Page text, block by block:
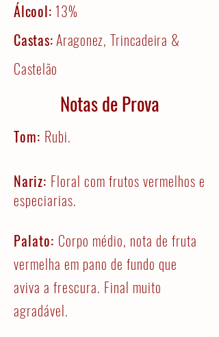
Álcool: 13%
Castas:Aragonez, Trincadeira &
Castelão
Notas de Prova
Tom: Rubi.
Nariz: Floral com frutos vermelhos e
especiarias.
Palato: Corpo médio, nota de fruta
vermelha em pano de fundo que
aviva a frescura. Final muito
agradável.